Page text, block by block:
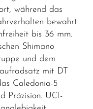
während das
bewahrt.
bis 36 mm.
Shimano
und dem
mit DT
Caledonia-5
Präzision. UCI-